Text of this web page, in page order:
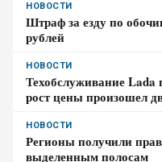
НОВОСТИ
Штраф за езду по
рублей
НОВОСТИ
Техобслуживание Lada
рост цены произошел
НОВОСТИ
Регионы получили
выделенным полосам